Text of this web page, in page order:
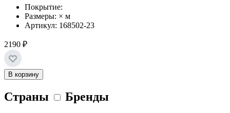
Покрытие:
Размеры: × м
Артикул: 168502-23
2190 ₽
В корзину
Страны Бренды